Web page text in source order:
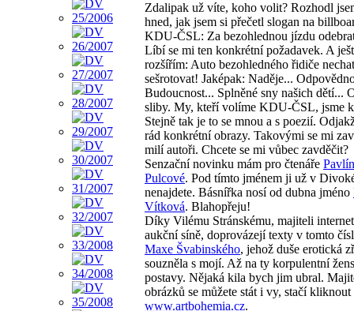
Zdalipak už víte, koho volit? Rozhodl
hned, jak jsem si přečetl slogan na
KDU-ČSL: Za bezohlednou jízdu
Líbí se mi ten konkrétní požadavek. A
rozšířím: Auto bezohledného řidiče nechat
sešrotovat! Jaképak: Naděje...
Budoucnost... Splněné sny našich dětí...
sliby. My, kteří volíme KDU-ČSL, jsme
Stejně tak je to se mnou a s poezií.
rád konkrétní obrazy. Takovými se mi
milí autoři. Chcete se mi vůbec zavděčit?
Senzační novinku mám pro čtenáře
Pulcové. Pod tímto jménem ji už v
nenajdete. Básnířka nosí od dubna jméno
Vítková. Blahopřeju!
Díky Vilému Stránskému, majiteli
aukční síně, doprovázejí texty v tomto
Maxe Švabinského, jehož duše erotická
souzněla s mojí. Až na ty korpulentní
postavy. Nějaká kila bych jim ubral.
obrázků se můžete stát i vy, stačí kliknout
www.artbohemia.cz.